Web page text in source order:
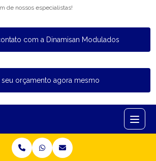
de nossos especialistas!
com a Dinamisan Modulados
seu orçamento agora mesmo